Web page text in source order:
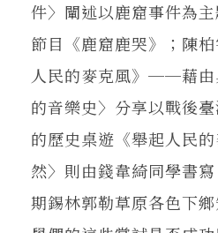
件〉闡述以鹿窟事件為
節目《鹿窟鹿哭》；陳
人民的麥克風》──藉由
的音樂史〉分享以戰後
的歷史桌遊《舉起人民
然〉則由錢韋綺同學書
期錫林郭勒草原各色下